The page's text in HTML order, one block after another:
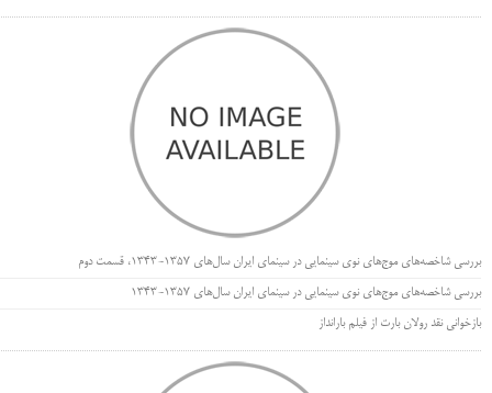
بررسی شاخصه‌های موج‌های نوی سینمایی در سینمای ایران سال‌های 1357-1343، قسمت دوم
بررسی شاخصه‌های موج‌های نوی سینمایی در سینمای ایران سال‌های 1357-1343
بازخوانی نقد رولان بارت از فیلم بارانداز